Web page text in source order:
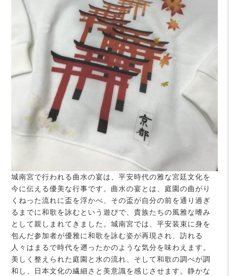
城南宮で行われる曲水の宴は、平安時代の雅な宮廷文化を
今に伝える優美な行事です。曲水の宴とは、庭園の曲がり
くねった流れに盃を浮かべ、その盃が自分の前を通り過ぎ
るまでに和歌を詠むという遊びで、貴族たちの風雅な嗜み
として親しまれてきました。城南宮では、平安装束に身を
包んだ参加者が優雅に和歌を詠む姿が再現され、訪れる
人々はまるで時代を遡ったかのような気分を味わえます。
美しく整えられた庭園と水の流れ、そして和歌の調べが調
和し、日本文化の繊細さと美意識を感じさせます。静かな